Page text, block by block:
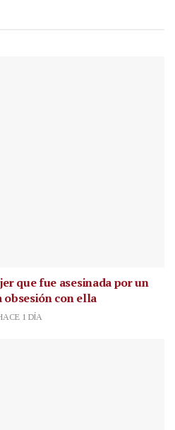
que fue asesinada por un
obsesión con ella
1 DÍA